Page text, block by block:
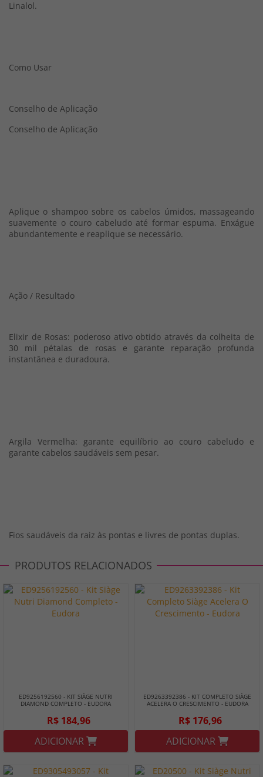
Linalol.
Como Usar
Conselho de Aplicação
Conselho de Aplicação
Aplique o shampoo sobre os cabelos úmidos, massageando
suavemente o couro cabeludo até formar espuma. Enxágue
abundantemente e reaplique se necessário.
Ação / Resultado
Elixir de Rosas: poderoso ativo obtido através da colheita de
30 mil pétalas de rosas e garante reparação profunda
instantânea e duradoura.
Argila Vermelha: garante equilíbrio ao couro cabeludo e
garante cabelos saudáveis sem pesar.
Fios saudáveis da raiz às pontas e livres de pontas duplas.
PRODUTOS RELACIONADOS
ED9256192560 - KIT SIÀGE NUTRI
DIAMOND COMPLETO - EUDORA
R$ 184,96
ADICIONAR
ED9263392386 - KIT COMPLETO SIÀGE
ACELERA O CRESCIMENTO - EUDORA
R$ 176,96
ADICIONAR